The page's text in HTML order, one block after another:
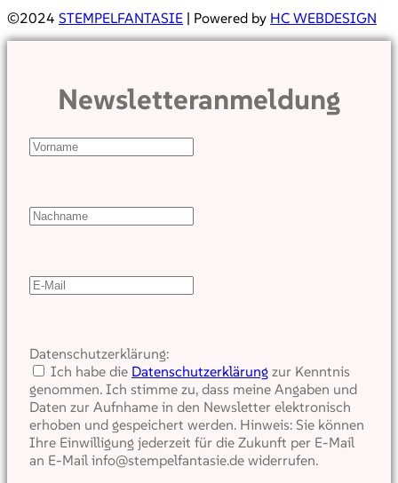
©2024 STEMPELFANTASIE | Powered by HC WEBDESIGN
Newsletteranmeldung
Datenschutzerklärung:
Ich habe die Datenschutzerklärung zur Kenntnis
genommen. Ich stimme zu, dass meine Angaben und
Daten zur Aufnhame in den Newsletter elektronisch
erhoben und gespeichert werden. Hinweis: Sie können
Ihre Einwilligung jederzeit für die Zukunft per E-Mail
an E-Mail info@stempelfantasie.de widerrufen.